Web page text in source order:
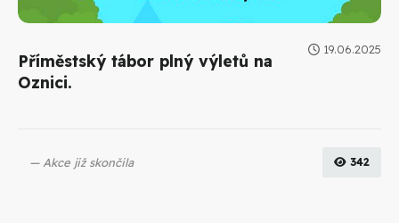
19.06.2025
Příměstský tábor plný výletů na
Oznici.
Akce již skončila 342